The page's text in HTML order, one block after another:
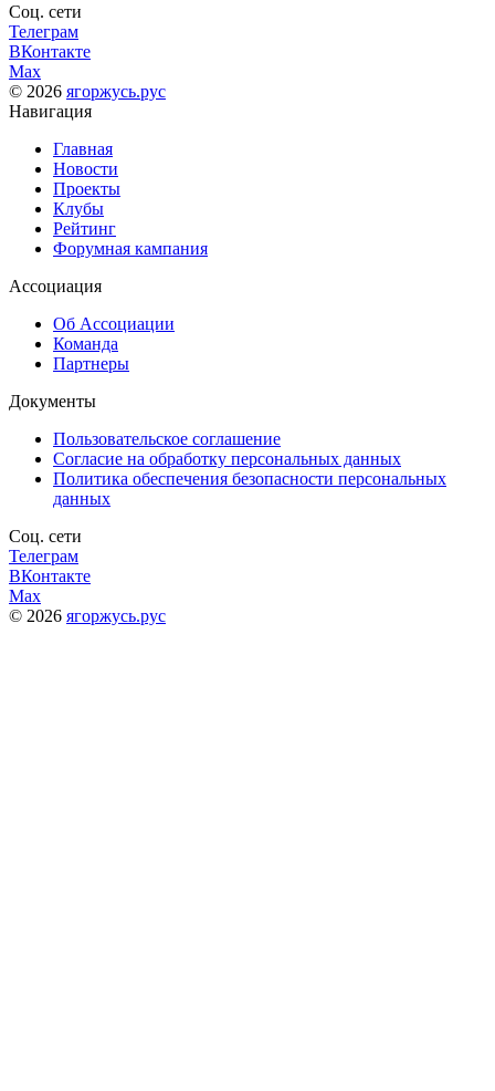
Соц. сети
Телеграм
ВКонтакте
Max
© 2026 ягоржусь.рус
Навигация
Главная
Новости
Проекты
Клубы
Рейтинг
Форумная кампания
Ассоциация
Об Ассоциации
Команда
Партнеры
Документы
Пользовательское соглашение
Согласие на обработку персональных данных
Политика обеспечения безопасности персональных
данных
Соц. сети
Телеграм
ВКонтакте
Max
© 2026 ягоржусь.рус